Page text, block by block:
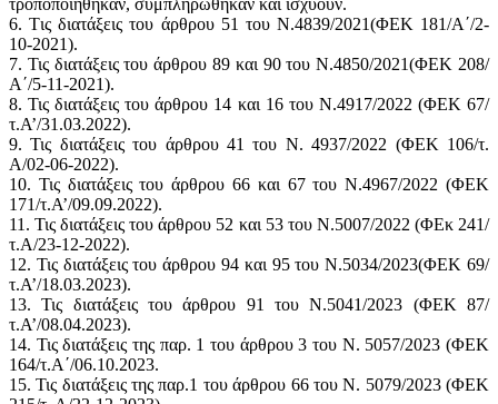
6. Tις διατάξεις του άρθρου 51 του Ν.4839/2021(ΦΕΚ 181/Α΄/2-
10-2021).
7. Τις διατάξεις του άρθρου 89 και 90 του Ν.4850/2021(ΦΕΚ 208/
Α΄/5-11-2021).
8. Τις διατάξεις του άρθρου 14 και 16 του Ν.4917/2022 (ΦΕΚ 67/
τ.Α’/31.03.2022).
9. Τις διατάξεις του άρθρου 41 του Ν. 4937/2022 (ΦΕΚ 106/τ.
Α/02-06-2022).
10. Τις διατάξεις του άρθρου 66 και 67 του Ν.4967/2022 (ΦΕΚ
171/τ.Α’/09.09.2022).
11. Τις διατάξεις του άρθρου 52 και 53 του Ν.5007/2022 (ΦΕκ 241/
τ.Α/23-12-2022).
12. Τις διατάξεις του άρθρου 94 και 95 του Ν.5034/2023(ΦΕΚ 69/
τ.Α’/18.03.2023).
13. Τις διατάξεις του άρθρου 91 του Ν.5041/2023 (ΦΕΚ 87/
τ.Α’/08.04.2023).
14. Τις διατάξεις της παρ. 1 του άρθρου 3 του Ν. 5057/2023 (ΦΕΚ
164/τ.Α΄/06.10.2023.
15. Τις διατάξεις της παρ.1 του άρθρου 66 του Ν. 5079/2023 (ΦΕΚ